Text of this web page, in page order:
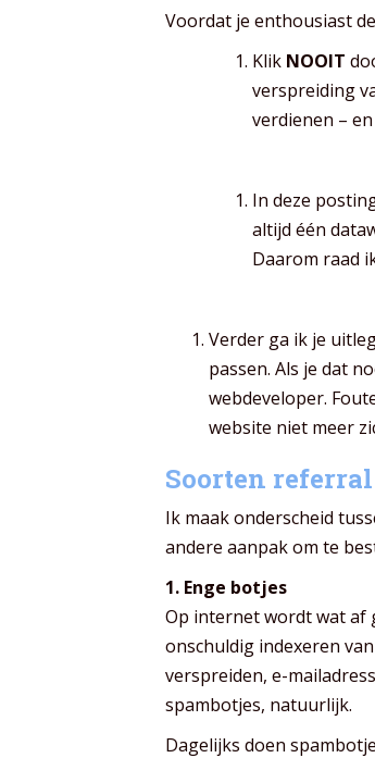
Voordat je enthousiast
Klik NOOIT
verspreiding
verdienen –
In deze
altijd één
Daarom raad
Verder ga ik je
passen. Als je dat
webdeveloper.
website niet meer
Soorten
Ik maak onderscheid
andere aanpak om te
1. Enge botjes
Op internet wordt wat af
onschuldig indexeren
verspreiden, e-
spambotjes, natuurlijk.
Dagelijks doen